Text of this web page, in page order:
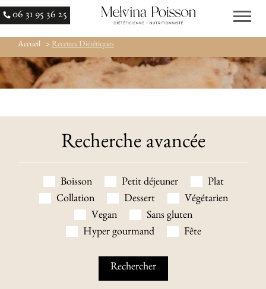
06 31 95 36 25
Accueil > Recettes Diététiques
Recherche avancée
Boisson Petit déjeuner
Plat
Collation
Dessert
Végétarien
Vegan
Sans gluten
Hyper gourmand
Fête